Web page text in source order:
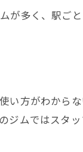
が多く、駅ご
い方がわから
ジムではスタ